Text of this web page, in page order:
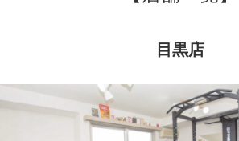
目黒店